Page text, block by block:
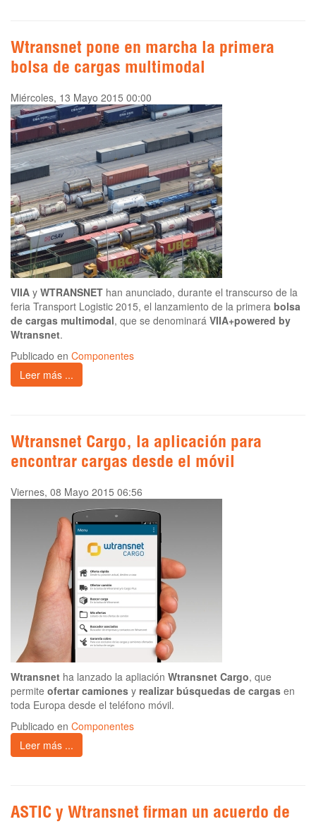
Wtransnet pone en marcha la primera
bolsa de cargas multimodal
Miércoles, 13 Mayo 2015 00:00
VIIA y WTRANSNET han anunciado, durante el transcurso de la
feria Transport Logistic 2015, el lanzamiento de la primera bolsa
de cargas multimodal, que se denominará VIIA+powered by
Wtransnet.
Publicado en Componentes
Leer más ...
Wtransnet Cargo, la aplicación para
encontrar cargas desde el móvil
Viernes, 08 Mayo 2015 06:56
Wtransnet ha lanzado la apliación Wtransnet Cargo, que
permite ofertar camiones y realizar búsquedas de cargas en
toda Europa desde el teléfono móvil.
Publicado en Componentes
Leer más ...
ASTIC y Wtransnet firman un acuerdo de